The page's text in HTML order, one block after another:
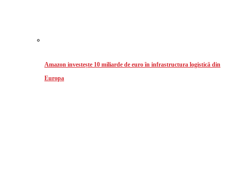
Amazon investește 10 miliarde de euro în infrastructura logistică din
Europa